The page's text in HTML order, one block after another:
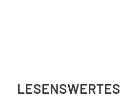
LESENSWERTES